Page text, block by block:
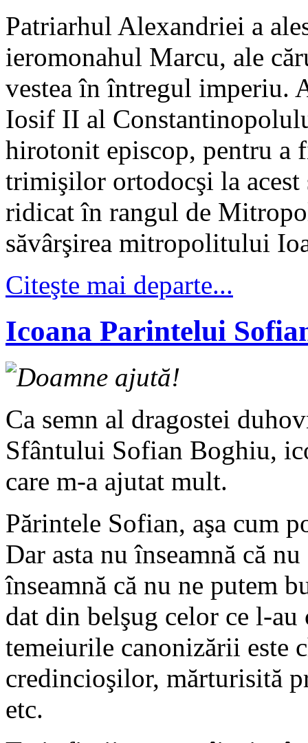
Patriarhul Alexandriei a
ieromonahul Marcu, ale
vestea în întregul imperiu.
Iosif II al
hirotonit episcop, pentru a
trimişilor ortodocşi la
ridicat în rangul de
săvârşirea mitropolitului
Citeşte mai departe...
Icoana Parintelui
Doamne ajută!
Ca semn al dragostei
Sfântului Sofian Boghiu,
care m-a ajutat mult.
Părintele Sofian, aşa cum
Dar asta nu înseamnă că
înseamnă că nu ne putem
dat din belşug celor ce l-
temeiurile canonizării este
credincioşilor, mărturisită
etc.